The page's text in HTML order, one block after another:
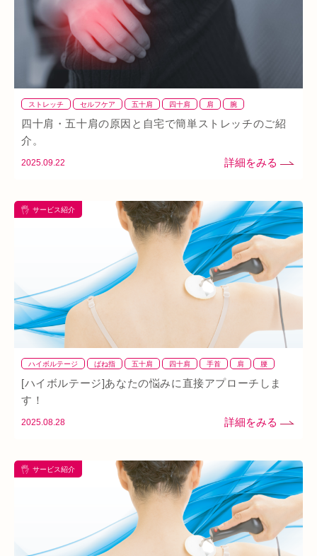
八戸ノ里駅 呼吸 玉造
ストレッチ セルフケア 五十肩 四十肩 肩 腕
四十肩・五十肩の原因と自宅で簡単ストレッチのご紹
介。
2025.09.22
サービス紹介
ハイボルテージ ばね指 五十肩 四十肩 手首 肩
腰
[ハイボルテージ]あなたの悩みに直接アプローチしま
す！
2025.08.28
サービス紹介